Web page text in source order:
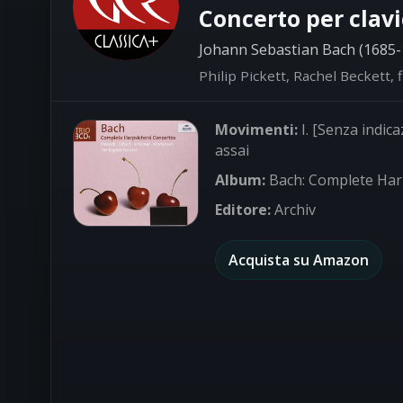
Concerto per
Johann Sebastian Bach
Philip Pickett, Rachel Beckett,
Movimenti: I. [Senza
assai
Album: Bach: Complete
Editore:Archiv
Acquista su Amazon